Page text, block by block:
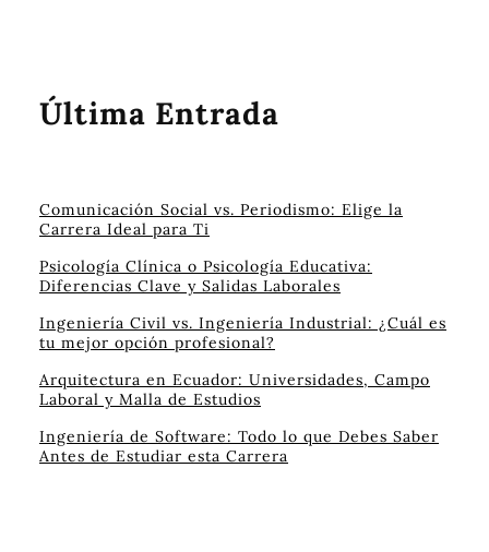
Última Entrada
Comunicación Social vs. Periodismo: Elige la
Carrera Ideal para Ti
Psicología Clínica o Psicología Educativa:
Diferencias Clave y Salidas Laborales
Ingeniería Civil vs. Ingeniería Industrial: ¿Cuál es
tu mejor opción profesional?
Arquitectura en Ecuador: Universidades, Campo
Laboral y Malla de Estudios
Ingeniería de Software: Todo lo que Debes Saber
Antes de Estudiar esta Carrera